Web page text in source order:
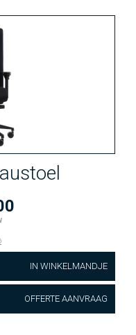
IN WINKELMANDJE
OFFERTE AANVRAAG